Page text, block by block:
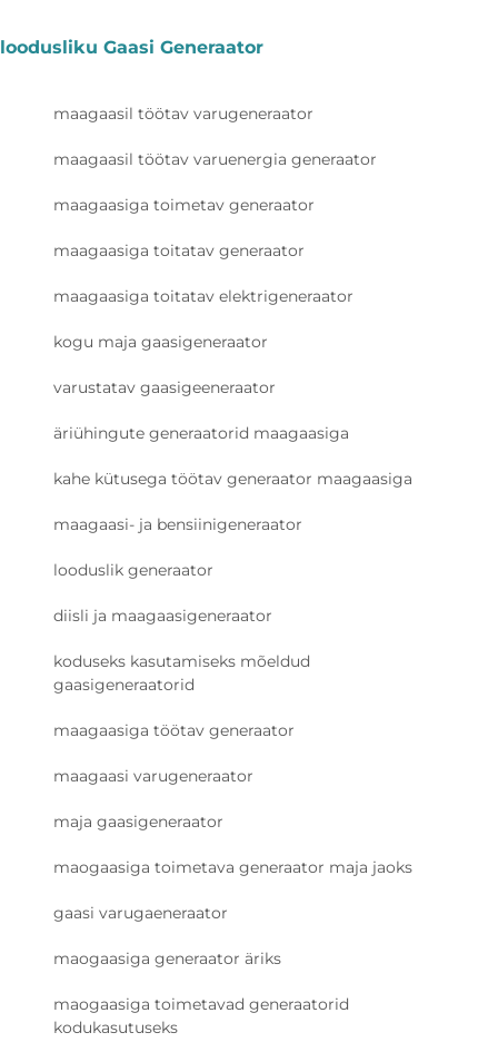
loodusliku Gaasi Generaator
maagaasil töötav varugeneraator
maagaasil töötav varuenergia generaator
maagaasiga toimetav generaator
maagaasiga toitatav generaator
maagaasiga toitatav elektrigeneraator
kogu maja gaasigeneraator
varustatav gaasigeeneraator
äriühingute generaatorid maagaasiga
kahe kütusega töötav generaator maagaasiga
maagaasi- ja bensiinigeneraator
looduslik generaator
diisli ja maagaasigeneraator
koduseks kasutamiseks mõeldud
gaasigeneraatorid
maagaasiga töötav generaator
maagaasi varugeneraator
maja gaasigeneraator
maogaasiga toimetava generaator maja jaoks
gaasi varugaeneraator
maogaasiga generaator äriks
maogaasiga toimetavad generaatorid
kodukasutuseks